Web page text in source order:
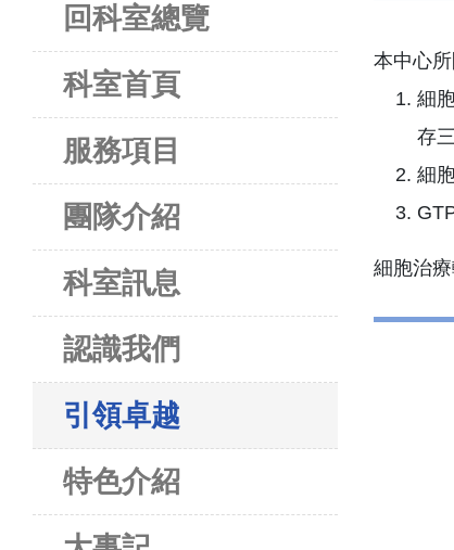
回科室總覽
科室首頁
服務項目
團隊介紹
科室訊息
認識我們
引領卓越
特色介紹
本中心
細
存
細